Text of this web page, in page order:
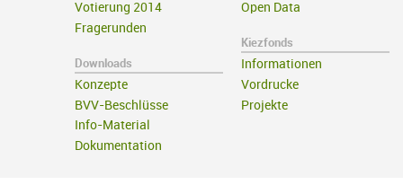
Votierung 2014
Fragerunden
Downloads
Konzepte
BVV-Beschlüsse
Info-Material
Dokumentation
Open Data
Kiezfonds
Informationen
Vordrucke
Projekte